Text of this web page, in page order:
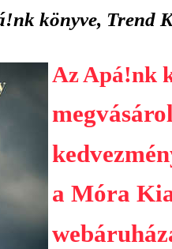
könyve, Trend
Az Apá!nk
a Móra